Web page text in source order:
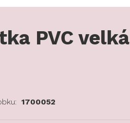
PVC
1700052